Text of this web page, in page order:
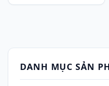
DANH MỤC SẢN